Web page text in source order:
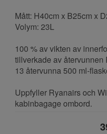
Mått: H40cm x B25cm x
Volym: 23L
100 % av vikten av
tillverkade av återvunnen
13 återvunna 500 ml-
Uppfyller Ryanairs och
kabinbagage ombord.